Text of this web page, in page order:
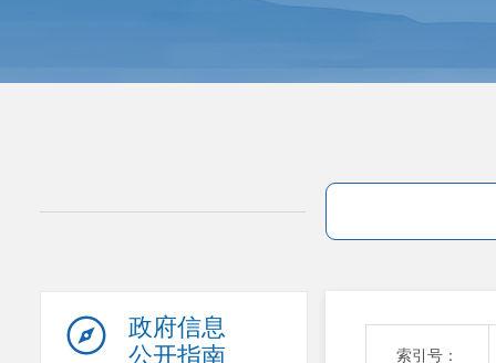
政府信息
公开指南
索引号：